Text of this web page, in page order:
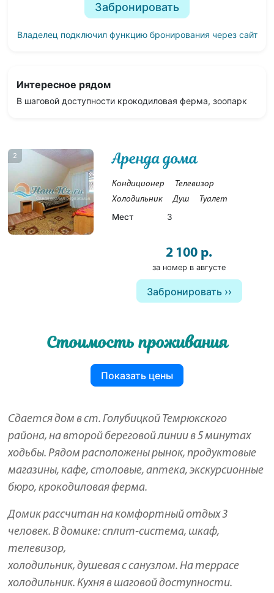
Забронировать
Владелец подключил функцию бронирования через сайт
Интересное рядом
В шаговой доступности крокодиловая ферма, зоопарк
2 Аренда дома
Кондиционер
Телевизор
Холодильник
Душ Туалет
Мест 3
2 100 р.
за номер в августе
Забронировать
Стоимость проживания
Показать цены
Сдается дом в ст. Голубицкой Темрюкского
района, на второй береговой линии в 5 минутах
ходьбы. Рядом расположены рынок, продуктовые
магазины, кафе, столовые, аптека, экскурсионные
бюро, крокодиловая ферма.
Домик рассчитан на комфортный отдых 3
человек. В домике: сплит-система, шкаф,
телевизор,
холодильник, душевая с санузлом. На террасе
холодильник. Кухня в шаговой доступности.